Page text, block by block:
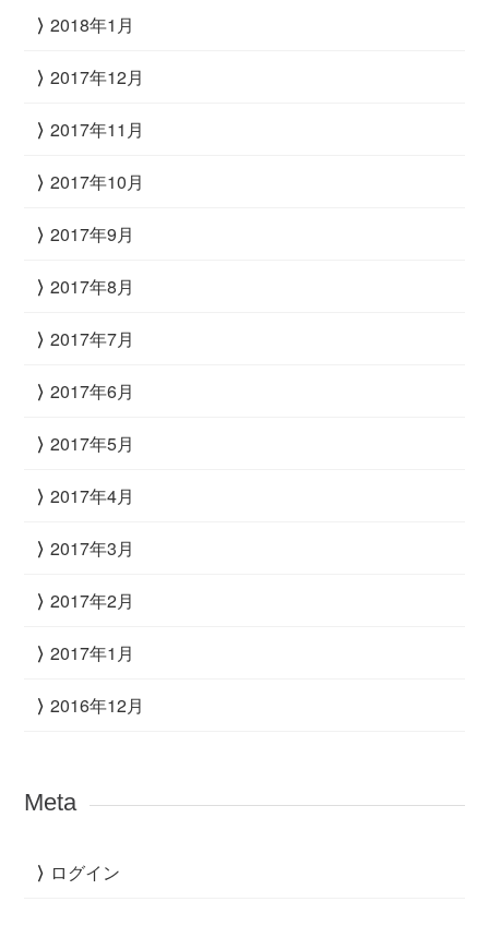
2018年1月
2017年12月
2017年11月
2017年10月
2017年9月
2017年8月
2017年7月
2017年6月
2017年5月
2017年4月
2017年3月
2017年2月
2017年1月
2016年12月
Meta
ログイン